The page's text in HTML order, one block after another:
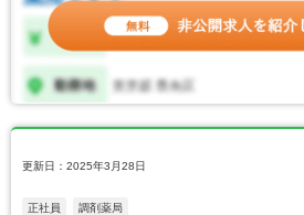
更新日：2025年3月28日
正社員 調剤薬局